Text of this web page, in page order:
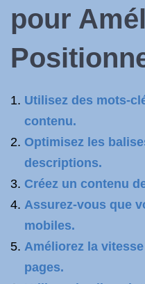
pour
Utilisez des mots-
contenu.
Optimisez les
descriptions.
Créez un contenu
Assurez-vous que
mobiles.
Améliorez la
pages.